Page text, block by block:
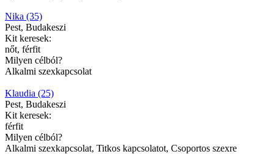
Nika (35)
Pest, Budakeszi
Kit keresek:
nőt, férfit
Milyen célból?
Alkalmi szexkapcsolat
Klaudia (25)
Pest, Budakeszi
Kit keresek:
férfit
Milyen célból?
Alkalmi szexkapcsolat, Titkos kapcsolatot, Csoportos szexre